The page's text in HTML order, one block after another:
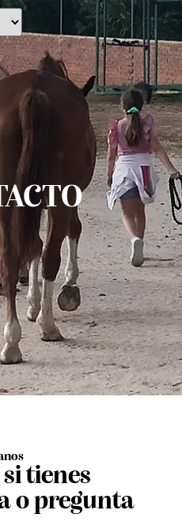
tienes
o pregunta